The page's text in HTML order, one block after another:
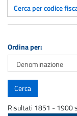
Cerca per codice
Ordina per:
Risultati 1851 - 1900